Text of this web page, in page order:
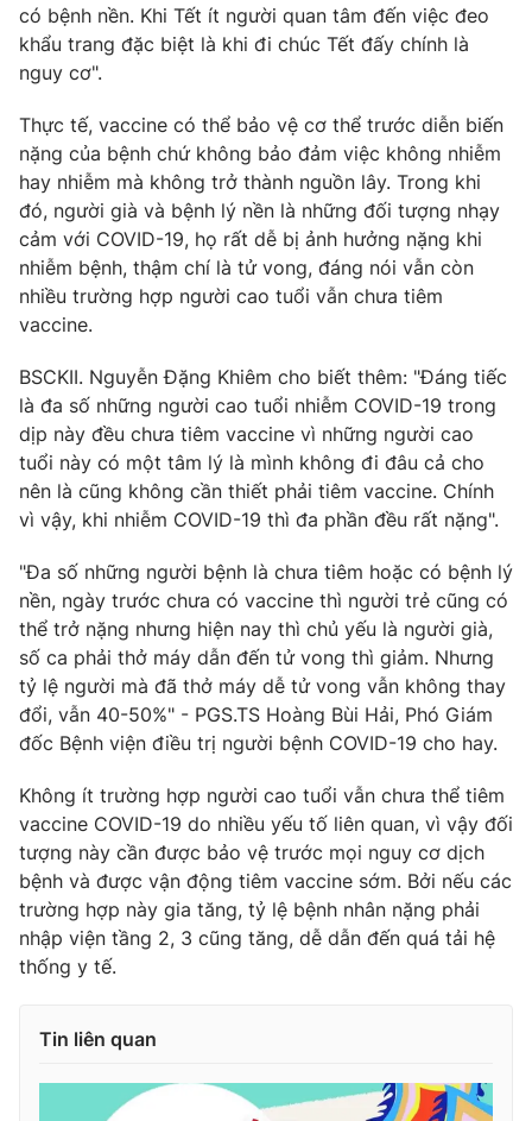
Emagazine Podcast
Video Shorts video
VTV Money VTV Thể thao
VTV Sức khoẻ Bất động sản
Thị trường 24h Tấm lòng Việt
VTV4 Vươn mình bằng AI
VTV9 VTV8
Liên hệ tòa soạn English
THỜI BÁO VTV
Theo dõi báo trên
Cơ quan chủ quản:Đài Truyền hình Việt Nam
Cơ quan báo chí: Thời báo VTV
Giấy phép hoạt động báo in và báo điện tử số 483/GP-BTTTT
cấp ngày 29/12/2023
Phó Tổng Biên tập:
Tổng đài VTV:024.38 355 931 - 024.38 355 932
có bệnh nền. Khi Tết ít người quan tâm đến việc đeo
khẩu trang đặc biệt là khi đi chúc Tết đấy chính là
nguy cơ".
Thực tế, vaccine có thể bảo vệ cơ thể trước diễn biến
nặng của bệnh chứ không bảo đảm việc không nhiễm
hay nhiễm mà không trở thành nguồn lây. Trong khi
đó, người già và bệnh lý nền là những đối tượng nhạy
cảm với COVID-19, họ rất dễ bị ảnh hưởng nặng khi
nhiễm bệnh, thậm chí là tử vong, đáng nói vẫn còn
nhiều trường hợp người cao tuổi vẫn chưa tiêm
vaccine.
BSCKII. Nguyễn Đặng Khiêm cho biết thêm: "Đáng tiếc
là đa số những người cao tuổi nhiễm COVID-19 trong
dịp này đều chưa tiêm vaccine vì những người cao
tuổi này có một tâm lý là mình không đi đâu cả cho
nên là cũng không cần thiết phải tiêm vaccine. Chính
vì vậy, khi nhiễm COVID-19 thì đa phần đều rất nặng".
"Đa số những người bệnh là chưa tiêm hoặc có bệnh lý
nền, ngày trước chưa có vaccine thì người trẻ cũng có
thể trở nặng nhưng hiện nay thì chủ yếu là người già,
số ca phải thở máy dẫn đến tử vong thì giảm. Nhưng
tỷ lệ người mà đã thở máy dễ tử vong vẫn không thay
đổi, vẫn 40-50%" - PGS.TS Hoàng Bùi Hải, Phó Giám
đốc Bệnh viện điều trị người bệnh COVID-19 cho hay.
Không ít trường hợp người cao tuổi vẫn chưa thể tiêm
vaccine COVID-19 do nhiều yếu tố liên quan, vì vậy đối
tượng này cần được bảo vệ trước mọi nguy cơ dịch
bệnh và được vận động tiêm vaccine sớm. Bởi nếu các
trường hợp này gia tăng, tỷ lệ bệnh nhân nặng phải
nhập viện tầng 2, 3 cũng tăng, dễ dẫn đến quá tải hệ
thống y tế.
Tin liên quan